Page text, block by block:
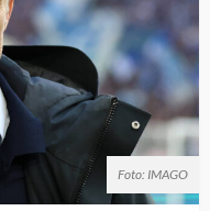
Foto: IMAGO